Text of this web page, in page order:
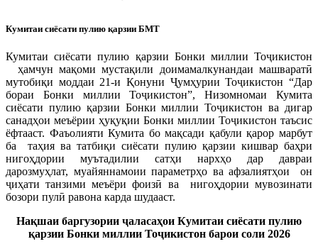
Кумитаи сиёсати пулию қарзии БМТ
Кумитаи сиёсати пулию қарзии Бонки миллии Тоҷикистон
ҳамчун мақоми мустақили доимамалкунандаи машваратӣ
мутобиқи моддаи 21-и Қонуни Ҷумҳурии Тоҷикистон “Дар
бораи Бонки миллии Тоҷикистон”, Низомномаи Кумита
сиёсати пулию қарзии Бонки миллии Тоҷикистон ва дигар
санадҳои меъёрии ҳуқуқии Бонки миллии Тоҷикистон таъсис
ёфтааст. Фаъолияти Кумита бо мақсади қабули қарор марбут
ба таҳия ва татбиқи сиёсати пулию қарзии кишвар баҳри
нигоҳдории муътадилии сатҳи нархҳо дар давраи
дарозмуҳлат, муайяннамоии параметрҳо ва афзалиятҳои он
ҷиҳати танзими меъёри фоизӣ ва нигоҳдории мувозинати
бозори пулӣ равона карда шудааст.
Нақшаи баргузории ҷаласаҳои Кумитаи сиёсати пулию
қарзии Бонки миллии Тоҷикистон барои соли 2026